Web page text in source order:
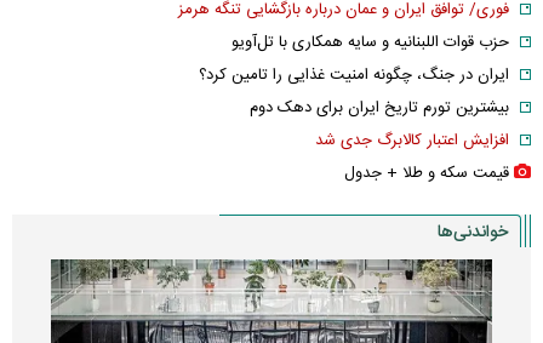
فوری/ توافق ایران و عمان درباره بازگشایی تنگه هرمز
حزب قوات اللبنانیه و سایه همکاری با تل‌آویو
ایران در جنگ، چگونه امنیت غذایی را تامین کرد؟
بیشترین تورم تاریخ ایران برای دهک دوم
افزایش اعتبار کالابرگ جدی شد
قیمت سکه و طلا + جدول
خواندنی‌ها